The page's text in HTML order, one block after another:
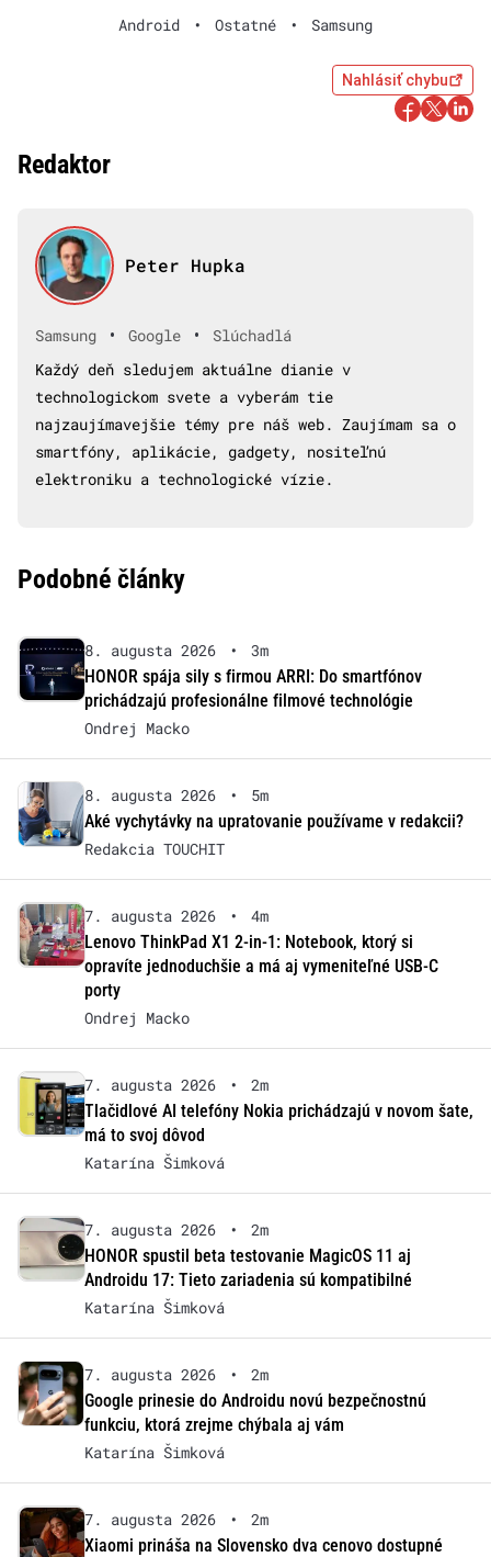
Android • Ostatné • Samsung
Nahlásiť chybu
Redaktor
Peter Hupka
Samsung • Google •
Slúchadlá
Každý deň sledujem aktuálne dianie v
technologickom svete a vyberám tie
najzaujímavejšie témy pre náš web. Zaujímam sa o
smartfóny, aplikácie, gadgety, nositeľnú
elektroniku a technologické vízie.
Podobné články
8. augusta 2026 •
3m
HONOR spája sily s firmou ARRI: Do smartfónov
prichádzajú profesionálne filmové technológie
Ondrej Macko
8. augusta 2026 •
5m
Aké vychytávky na upratovanie používame v redakcii?
Redakcia TOUCHIT
7. augusta 2026 •
4m
Lenovo ThinkPad X1 2-in-1: Notebook, ktorý si
opravíte jednoduchšie a má aj vymeniteľné USB-C
porty
Ondrej Macko
7. augusta 2026 •
2m
Tlačidlové AI telefóny Nokia prichádzajú v novom šate,
má to svoj dôvod
Katarína Šimková
7. augusta 2026 •
2m
HONOR spustil beta testovanie MagicOS 11 aj
Androidu 17: Tieto zariadenia sú kompatibilné
Katarína Šimková
7. augusta 2026 •
2m
Google prinesie do Androidu novú bezpečnostnú
funkciu, ktorá zrejme chýbala aj vám
Katarína Šimková
7. augusta 2026 •
2m
Xiaomi prináša na Slovensko dva cenovo dostupné